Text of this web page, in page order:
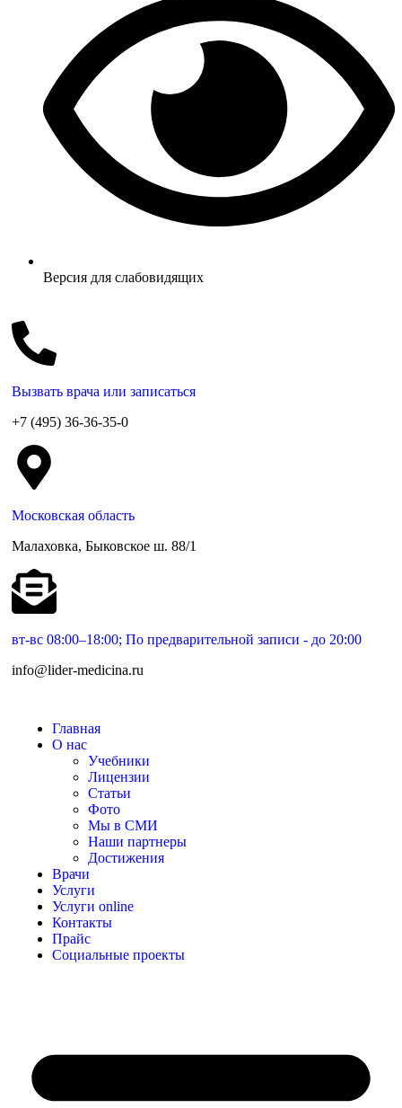
Версия для слабовидящих
Вызвать врача или записаться
+7 (495) 36-36-35-0
Московская область
Малаховка, Быковское ш. 88/1
вт-вс 08:00–18:00; По предварительной записи - до 20:00
info@lider-medicina.ru
Главная
О нас
Учебники
Лицензии
Статьи
Фото
Мы в СМИ
Наши партнеры
Достижения
Врачи
Услуги
Услуги online
Контакты
Прайс
Социальные проекты